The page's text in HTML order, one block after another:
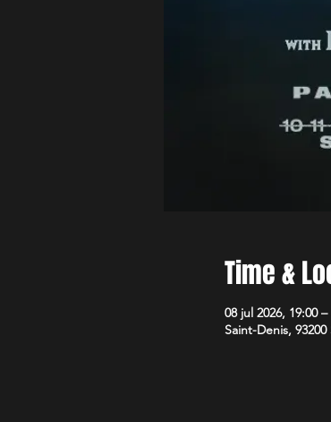
Time &
08 jul 2026, 19:00
Saint-Denis,